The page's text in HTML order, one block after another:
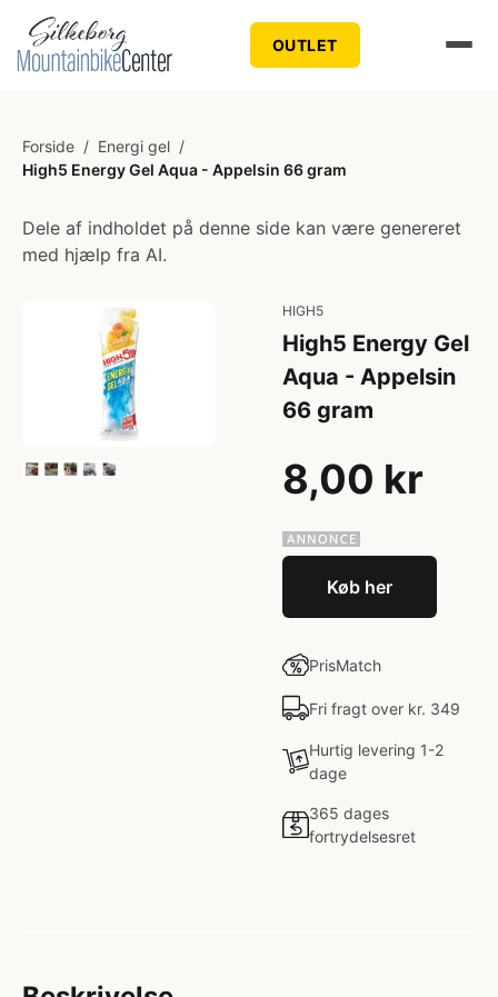
OUTLET
Forside / Energi gel /
High5 Energy Gel Aqua - Appelsin 66 gram
Dele af indholdet på denne side kan være genereret
med hjælp fra AI.
HIGH5
High5 Energy Gel
Aqua - Appelsin
66 gram
8,00 kr
Køb her
PrisMatch
Fri fragt over kr. 349
Hurtig levering 1-2
dage
365 dages
fortrydelsesret